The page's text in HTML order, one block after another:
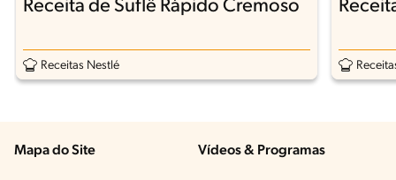
Receita de Suflê Rápido Cremoso
Receitas Nestlé
Mapa do Site Vídeos & Programas​